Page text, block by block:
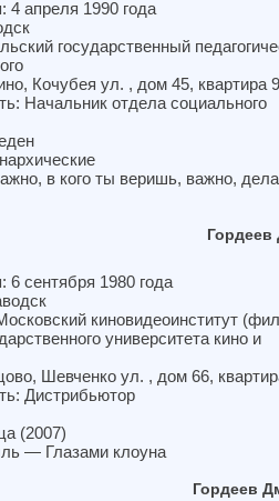
4 апреля 1990 года
государственный
Кочубея ул. , дом 45, квартира
Начальник отдела социального
в кого ты веришь, важно,
Гордеев
6 сентября 1980 года
киновидеоинститут
университета кино и
Шевченко ул. , дом 66,
Дистрибьютор
(2007)
— Глазами клоуна
Гордеев